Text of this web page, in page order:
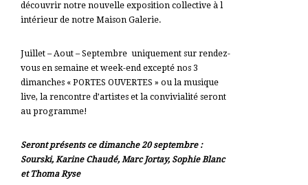
découvrir notre nouvelle exposition collective à l
intérieur de notre Maison Galerie.
Juillet – Aout – Septembre uniquement sur rendez-
vous en semaine et week-end excepté nos 3
dimanches « PORTES OUVERTES » ou la musique
live, la rencontre d’artistes et la convivialité seront
au programme!
Seront présents ce dimanche 20 septembre :
Sourski, Karine Chaudé, Marc Jortay, Sophie Blanc
et Thoma Ryse